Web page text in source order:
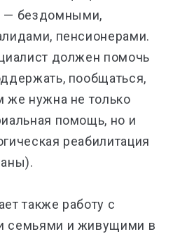
— бездомными,
пенсионерами.
должен помочь
пообщаться,
же нужна не только
помощь, но и
реабилитация
также работу с
семьями и живущими в